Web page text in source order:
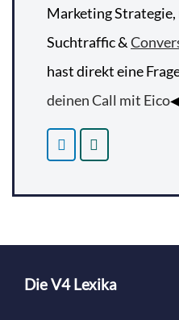
Marketing
Suchtraffic &
hast direkt eine
deinen Call mit Eico
Die V4 Lexika